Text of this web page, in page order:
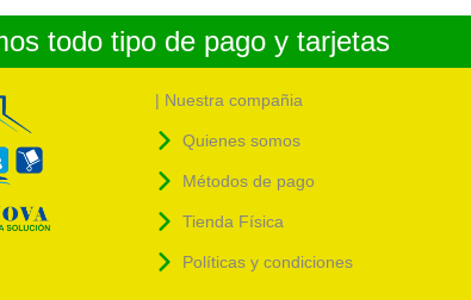
todo tipo de pago y tarjetas
| Nuestra compañia
Quienes somos
Métodos de pago
Tienda Física
Políticas y condiciones